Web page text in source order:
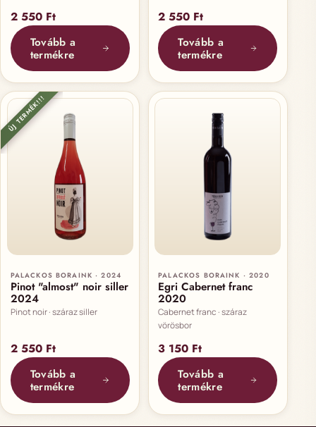
2 550 Ft
Tovább a
termékre
2 550 Ft
Tovább a
termékre
ÚJ TERMÉK!!!
PALACKOS BORAINK · 2024
Pinot "almost" noir siller
2024
Pinot noir · száraz siller
2 550 Ft
Tovább a
termékre
PALACKOS BORAINK · 2020
Egri Cabernet franc
2020
Cabernet franc · száraz
vörösbor
3 150 Ft
Tovább a
termékre